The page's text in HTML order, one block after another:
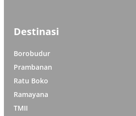
Destinasi
Borobudur
Prambanan
Ratu Boko
Ramayana
TMII